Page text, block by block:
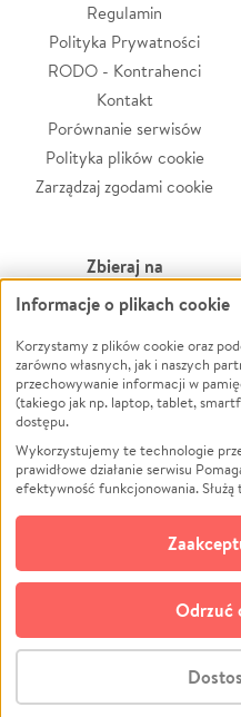
Stwórz
Regulamin
Polityka Prywatności
RODO - Kontrahenci
Kontakt
Porównanie serwisów
Polityka plików cookie
Zarządzaj zgodami cookie
Zbieraj na
Leczenie
Zwierzęta
Pożar
Ukraina
Pomoc Finansowa
Projekty
Pogrzeb
Społeczność lokalna
Kultura
©
Informacje o plikach cookie
Korzystamy z plików cookie oraz
zarówno własnych, jak i naszych
przechowywanie informacji w
(takiego jak np. laptop, tablet,
dostępu.
Wykorzystujemy te technologie
prawidłowe działanie serwisu
efektywność funkcjonowania. Służą
technologii do celów analitycznych
zgodę na ich stosowanie lub jej
możliwość zmiany swoich preferencji
do której link znajdziesz w stopce
cookie wykorzystywane są w
działanie serwisu Pomagam.pl.
użytkownicy korzystają z
Odrzuć